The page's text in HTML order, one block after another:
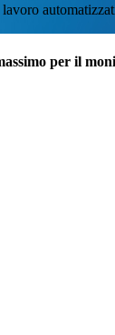
per il